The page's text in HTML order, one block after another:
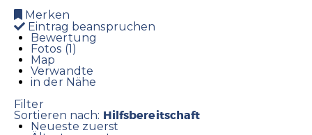
Merken
Eintrag beanspruchen
Bewertung
Fotos (1)
Map
Verwandte
in der Nähe
Filter
Sortieren nach: Hilfsbereitschaft
Neueste zuerst